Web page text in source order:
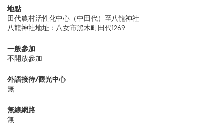
地點
田代農村活性化中心（中田代）至八龍神社
八龍神社地址：八女市黑木町田代1269
一般參加
不開放參加
外語接待/觀光中心
無
無線網路
無